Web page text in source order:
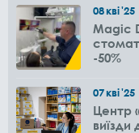
08кві'25
Magic
-50%
07кві'25
Центр
виїзди